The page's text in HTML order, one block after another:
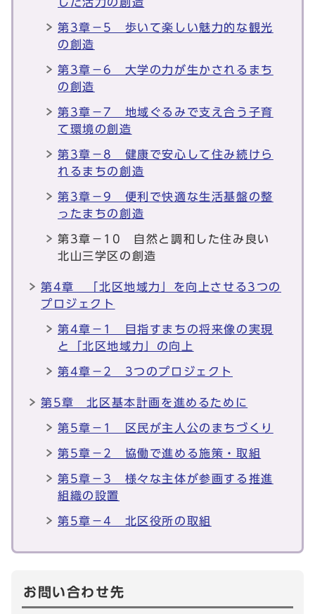
第3章－5 歩いて楽しい魅力的な観光
の創造
第3章－6 大学の力が生かされるまち
の創造
第3章－7 地域ぐるみで支え合う子育
て環境の創造
第3章－8 健康で安心して住み続けら
れるまちの創造
第3章－9 便利で快適な生活基盤の整
ったまちの創造
第3章－10 自然と調和した住み良い
北山三学区の創造
第4章 「北区地域力」を向上させる3つの
プロジェクト
第4章－1 目指すまちの将来像の実現
と「北区地域力」の向上
第4章－2 3つのプロジェクト
第5章 北区基本計画を進めるために
第5章－1 区民が主人公のまちづくり
第5章－2 協働で進める施策・取組
第5章－3 様々な主体が参画する推進
組織の設置
第5章－4 北区役所の取組
お問い合わせ先